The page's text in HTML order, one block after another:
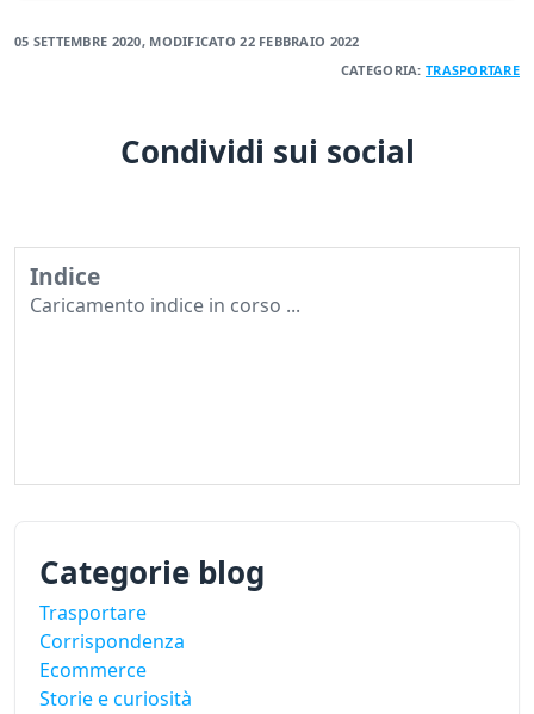
05 SETTEMBRE 2020, MODIFICATO22 FEBBRAIO 2022
CATEGORIA: TRASPORTARE
Condividi sui social
Indice
Caricamento indice in corso ...
Categorie blog
Trasportare
Corrispondenza
Ecommerce
Storie e curiosità